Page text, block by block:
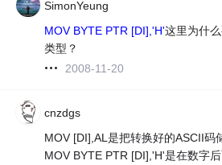
SimonYeung
MOV BYTE PTR [DI],'H'这里为什
类型？
2008-11-20
cnzdgs
MOV [DI],AL是把转换好的ASCII码
MOV BYTE PTR [DI],'H'是在数字